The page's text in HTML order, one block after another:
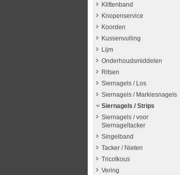
Klittenband
Knopenservice
Koorden
Kussenvulling
Lijm
Onderhoudsmiddelen
Ritsen
Siernagels / Los
Siernagels / Markiesnagels
Siernagels / Strips
Siernagels / voor
Siernageltacker
Singelband
Tacker / Nieten
Tricotkous
Vering